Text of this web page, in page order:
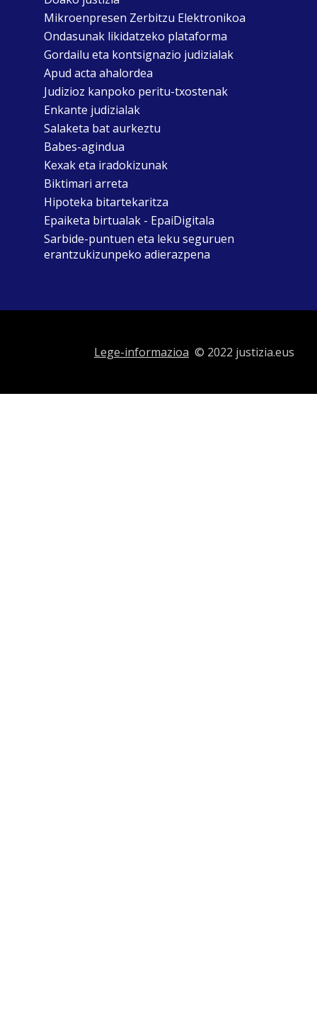
Mikroenpresen Zerbitzu Elektronikoa
Ondasunak likidatzeko plataforma
Gordailu eta kontsignazio judizialak
Apud acta ahalordea
Judizioz kanpoko peritu-txostenak
Enkante judizialak
Salaketa bat aurkeztu
Babes-agindua
Kexak eta iradokizunak
Biktimari arreta
Hipoteka bitartekaritza
Epaiketa birtualak - EpaiDigitala
Sarbide-puntuen eta leku seguruen
erantzukizunpeko adierazpena
Lege-informazioa © 2022 justizia.eus